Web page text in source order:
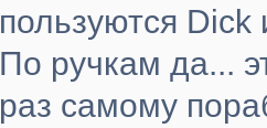
пользуются Dick
По ручкам да...
раз самому